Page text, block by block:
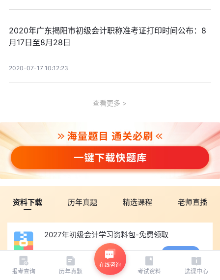
2020年广东揭阳市初级会计职称准考证打印时间公布：8
月17日至8月28日
2020-07-17 10:12:23
查看更多
资料下载 历年真题 精选课程 老师直播
2027年初级会计学习资料包-免费领取
46.84MB 下载数1330 查看
报考查询 历年真题
在线咨询
考试资料 选课中心